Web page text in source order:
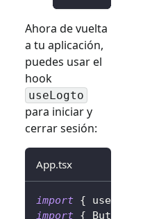
Ahora de vuelta
a tu aplicación,
puedes usar el
hook
useLogto
para iniciar y
cerrar sesión:
App.tsx
import { useLogto
import { Button